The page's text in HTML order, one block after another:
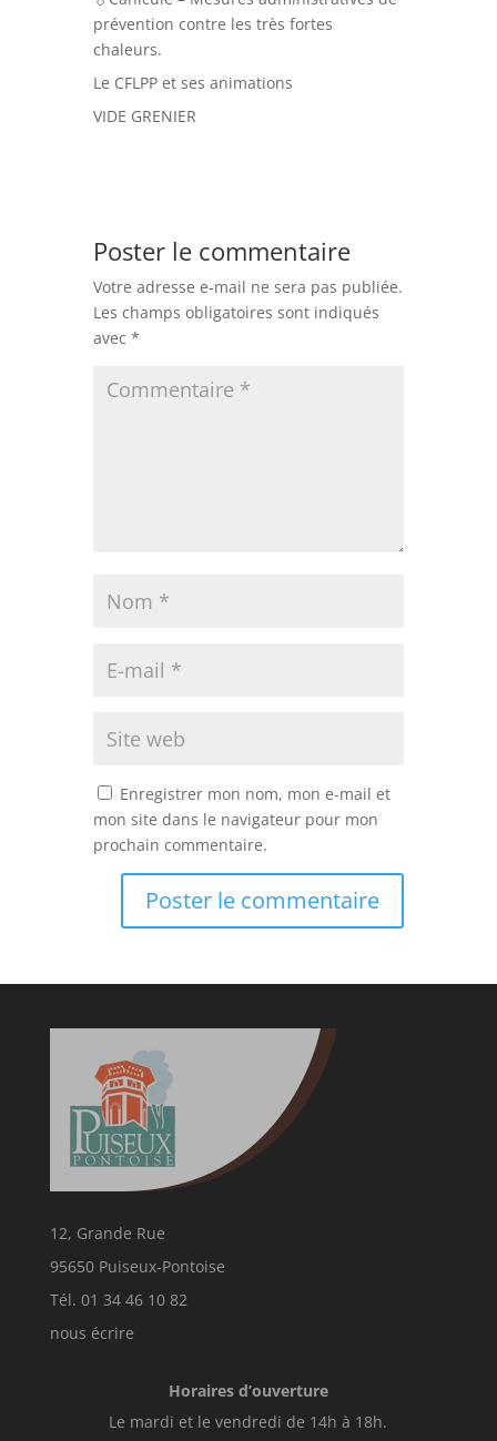
prévention contre les très fortes
chaleurs.
Le CFLPP et ses animations
VIDE GRENIER
Poster le commentaire
Votre adresse e-mail ne sera pas publiée.
Les champs obligatoires sont indiqués
avec *
Enregistrer mon nom, mon e-mail et
mon site dans le navigateur pour mon
prochain commentaire.
12, Grande Rue
95650 Puiseux-Pontoise
Tél. 01 34 46 10 82
nous écrire
Horaires d’ouverture
Le mardi et le vendredi de 14h à 18h.